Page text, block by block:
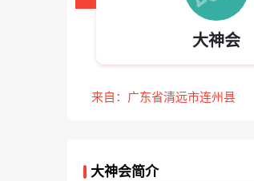
大神会
来自：广东省清远市连州县
大神会简介